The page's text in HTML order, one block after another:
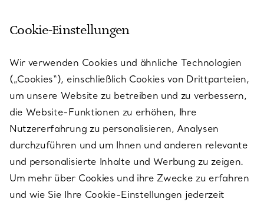
KUNDENSERVICE
SERVICES
ÜBER TIFFANY & CO.
RECHTLICHE HINWEISE
Cookie-Einstellungen
Wir verwenden Cookies und ähnliche Technologien
(„Cookies“), einschließlich Cookies von Drittparteien,
um unsere Website zu betreiben und zu verbessern,
die Website-Funktionen zu erhöhen, Ihre
Nutzererfahrung zu personalisieren, Analysen
durchzuführen und um Ihnen und anderen relevante
und personalisierte Inhalte und Werbung zu zeigen.
Um mehr über Cookies und ihre Zwecke zu erfahren
und wie Sie Ihre Cookie-Einstellungen jederzeit